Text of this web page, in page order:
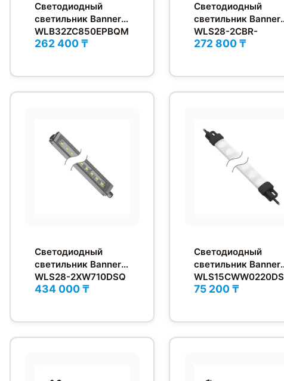
Светодиодный
светильник Banner
WLB32ZC850EPBQM
B
262 400 ₸
Светодиодный
светильник Banner
WLS28-2CBR-
285DXPBQ
272 800 ₸
Светодиодный
светильник Banner
WLS28-2XW710DSQ
434 000 ₸
Светодиодный
светильник Banner
WLS15CWW0220DS
QP
75 200 ₸